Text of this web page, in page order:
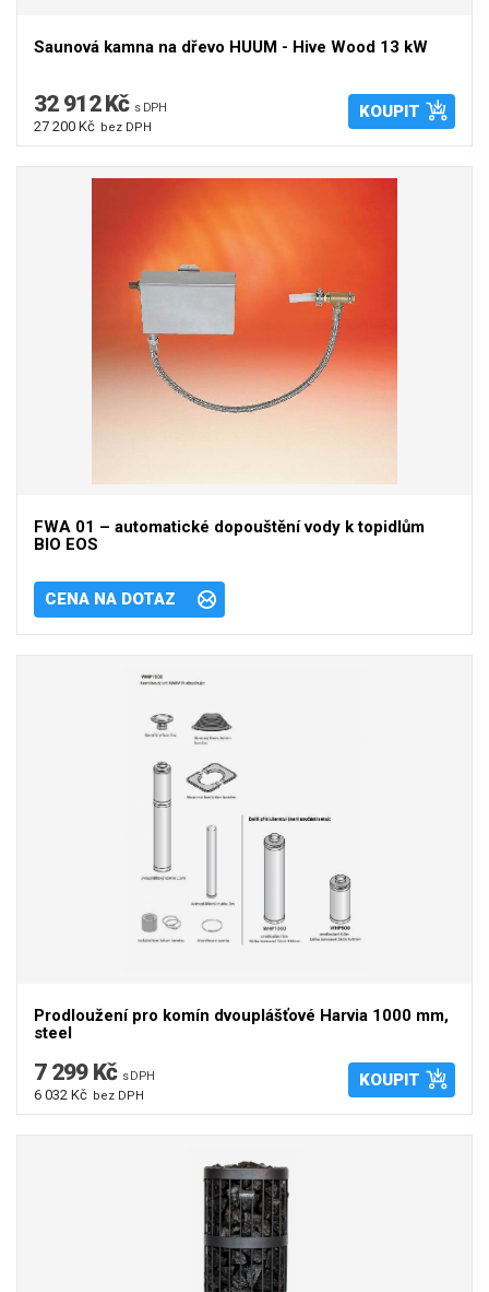
Saunová kamna na dřevo HUUM - Hive Wood 13 kW
32 912 Kč s DPH
27 200 Kč bez DPH
KOUPIT
FWA 01 – automatické dopouštění vody k topidlům
BIO EOS
CENA NA DOTAZ
Prodloužení pro komín dvouplášťové Harvia 1000 mm,
steel
7 299 Kč s DPH
6 032 Kč bez DPH
KOUPIT